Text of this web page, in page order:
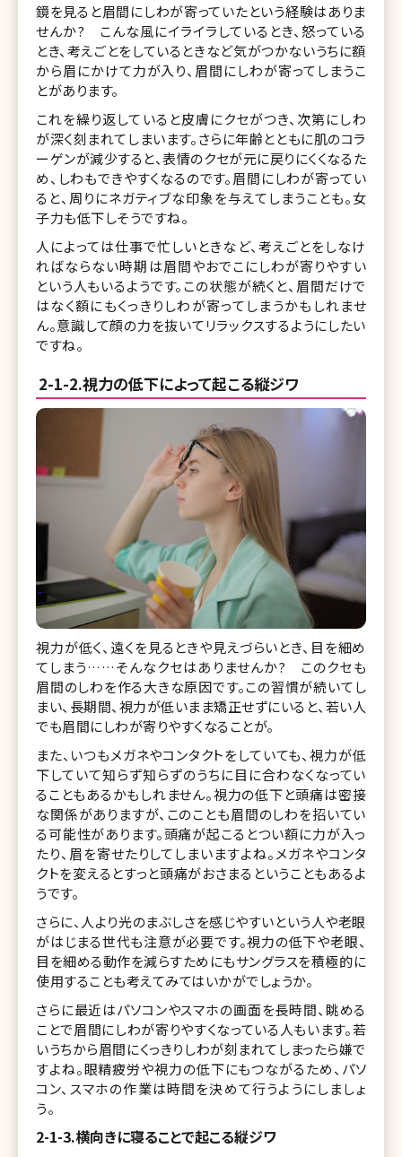
鏡を見ると眉間にしわが寄っていたという経験はありま
せんか? こんな風にイライラしているとき、怒っている
とき、考えごとをしているときなど気がつかないうちに額
から眉にかけて力が入り、眉間にしわが寄ってしまうこ
とがあります。
これを繰り返していると皮膚にクセがつき、次第にしわ
が深く刻まれてしまいます。さらに年齢とともに肌のコラ
ーゲンが減少すると、表情のクセが元に戻りにくくなるた
め、しわもできやすくなるのです。眉間にしわが寄ってい
ると、周りにネガティブな印象を与えてしまうことも。女
子力も低下しそうですね。
人によっては仕事で忙しいときなど、考えごとをしなけ
ればならない時期は眉間やおでこにしわが寄りやすい
という人もいるようです。この状態が続くと、眉間だけで
はなく額にもくっきりしわが寄ってしまうかもしれませ
ん。意識して顔の力を抜いてリラックスするようにしたい
ですね。
2-1-2.視力の低下によって起こる縦ジワ
視力が低く、遠くを見るときや見えづらいとき、目を細め
てしまう……そんなクセはありませんか? このクセも
眉間のしわを作る大きな原因です。この習慣が続いてし
まい、長期間、視力が低いまま矯正せずにいると、若い人
でも眉間にしわが寄りやすくなることが。
また、いつもメガネやコンタクトをしていても、視力が低
下していて知らず知らずのうちに目に合わなくなってい
ることもあるかもしれません。視力の低下と頭痛は密接
な関係がありますが、このことも眉間のしわを招いてい
る可能性があります。頭痛が起こるとつい額に力が入っ
たり、眉を寄せたりしてしまいますよね。メガネやコンタ
クトを変えるとすっと頭痛がおさまるということもあるよ
うです。
さらに、人より光のまぶしさを感じやすいという人や老眼
がはじまる世代も注意が必要です。視力の低下や老眼、
目を細める動作を減らすためにもサングラスを積極的に
使用することも考えてみてはいかがでしょうか。
さらに最近はパソコンやスマホの画面を長時間、眺める
ことで眉間にしわが寄りやすくなっている人もいます。若
いうちから眉間にくっきりしわが刻まれてしまったら嫌で
すよね。眼精疲労や視力の低下にもつながるため、パソ
コン、スマホの作業は時間を決めて行うようにしましょ
う。
2-1-3.横向きに寝ることで起こる縦ジワ